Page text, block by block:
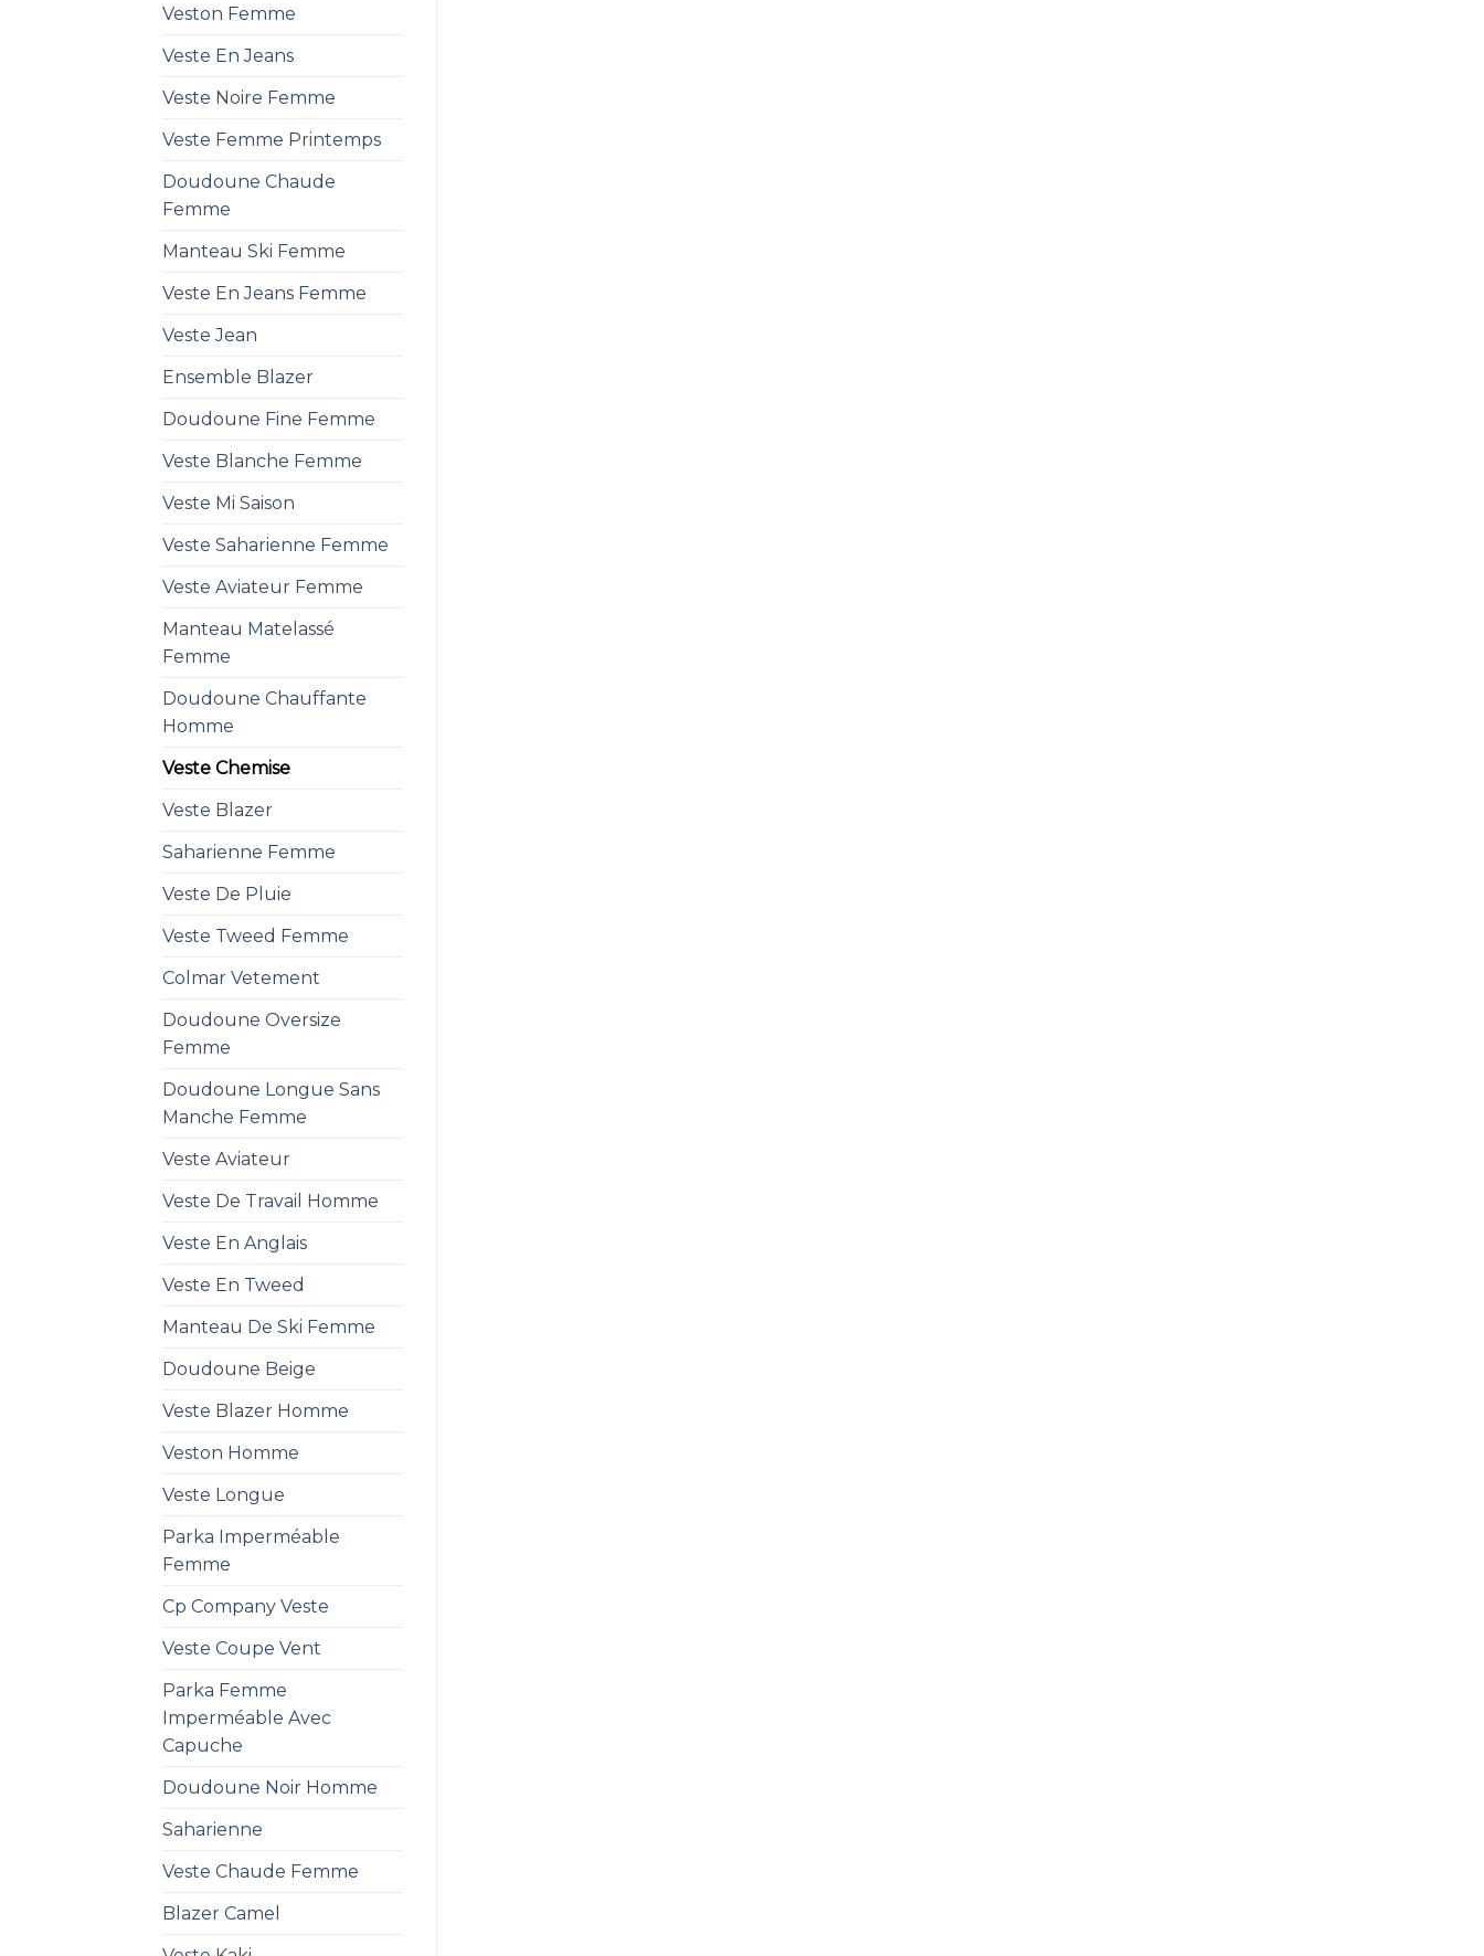
Veston Femme
Veste En Jeans
Veste Noire Femme
Veste Femme Printemps
Doudoune Chaude
Femme
Manteau Ski Femme
Veste En Jeans Femme
Veste Jean
Ensemble Blazer
Doudoune Fine Femme
Veste Blanche Femme
Veste Mi Saison
Veste Saharienne Femme
Veste Aviateur Femme
Manteau Matelassé
Femme
Doudoune Chauffante
Homme
Veste Chemise
Veste Blazer
Saharienne Femme
Veste De Pluie
Veste Tweed Femme
Colmar Vetement
Doudoune Oversize
Femme
Doudoune Longue Sans
Manche Femme
Veste Aviateur
Veste De Travail Homme
Veste En Anglais
Veste En Tweed
Manteau De Ski Femme
Doudoune Beige
Veste Blazer Homme
Veston Homme
Veste Longue
Parka Imperméable
Femme
Cp Company Veste
Veste Coupe Vent
Parka Femme
Imperméable Avec
Capuche
Doudoune Noir Homme
Saharienne
Veste Chaude Femme
Blazer Camel